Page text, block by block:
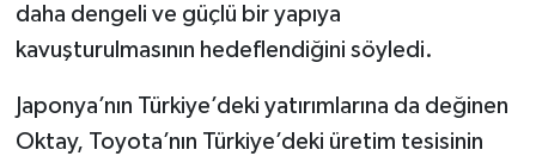
daha dengeli ve güçlü bir yapıya
kavuşturulmasının hedeflendiğini söyledi.
Japonya’nın Türkiye’deki yatırımlarına da değinen
Oktay, Toyota’nın Türkiye’deki üretim tesisinin